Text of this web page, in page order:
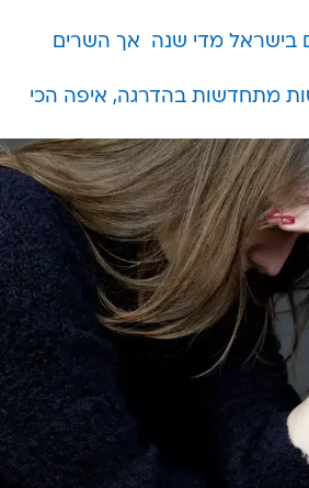
בישראל מדי שנה  אך השרים
מתחדשות בהדרגה, איפה הכי